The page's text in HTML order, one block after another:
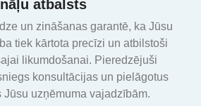
atbalsts
un zināšanas garantē, ka Jūsu
tiek kārtota precīzi un atbilstoši
likumdošanai. Pieredzējuši
konsultācijas un pielāgotus
Jūsu uzņēmuma vajadzībām.